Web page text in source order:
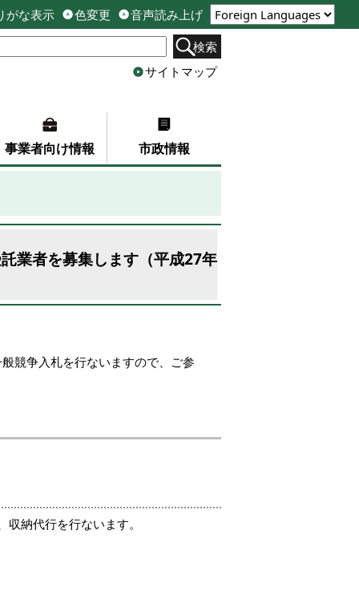
がな表示 色変更
音声読み上げ
検索
サイトマップ
事業者向け情報 市政情報
業者を募集します（平成27年
競争入札を行ないますので、ご参
納代行を行ないます。